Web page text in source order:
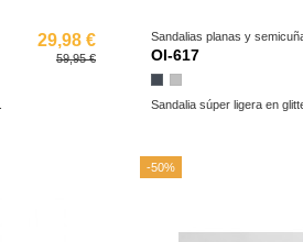
29,98 €
59,95 €
Sandalias planas y
OI-617
NegroPlata
Sandalia súper ligera en
-50%